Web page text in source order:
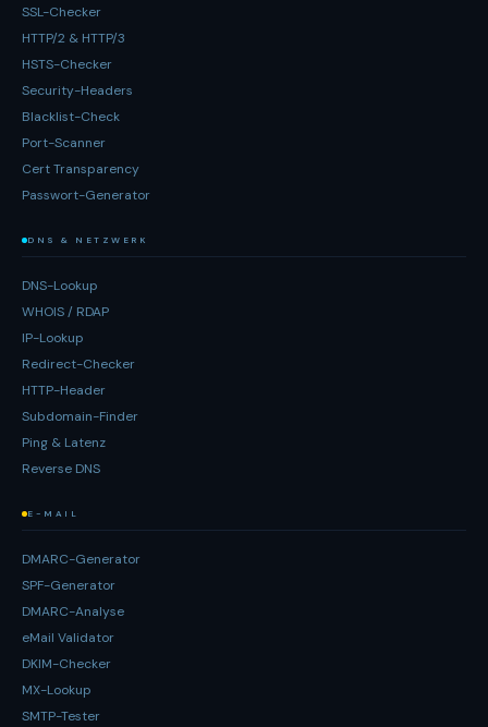
SSL-Checker
HTTP/2 & HTTP/3
HSTS-Checker
Security-Headers
Blacklist-Check
Port-Scanner
Cert Transparency
Passwort-Generator
DNS & NETZWERK
DNS-Lookup
WHOIS / RDAP
IP-Lookup
Redirect-Checker
HTTP-Header
Subdomain-Finder
Ping & Latenz
Reverse DNS
E-MAIL
DMARC-Generator
SPF-Generator
DMARC-Analyse
eMail Validator
DKIM-Checker
MX-Lookup
SMTP-Tester